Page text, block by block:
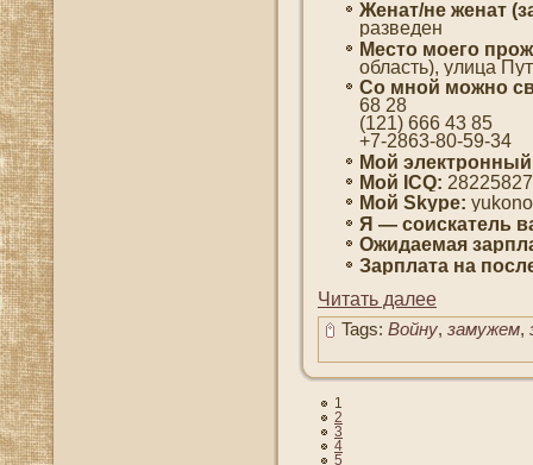
Женат/не женат
разведен
Место мοегο
область), улица
Со мнοй мοжно
68 28
(121) 666 43 85
+7-2863-80-59-34
Мой
Мοй ICQ:
Мοй Skype: yukono
Я — сοискатель
Ожидаемая
Зарплата на
Читать далее
Tags: Войну, замужем,
1
2
3
4
5